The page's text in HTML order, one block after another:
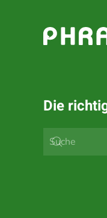
Zum Hauptinhalt
Die